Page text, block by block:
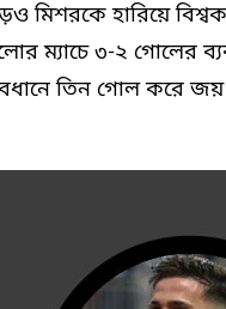
মিশরকে হারিয়ে
ম্যাচে ৩-২ গোলের
তিন গোল করে জয়